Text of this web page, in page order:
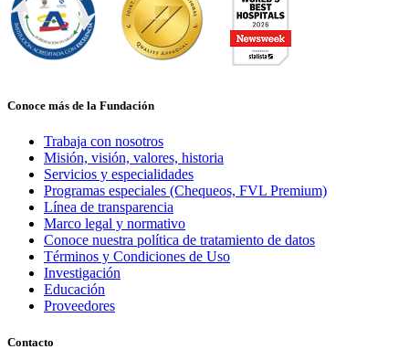
Conoce más de la Fundación
Trabaja con nosotros
Misión, visión, valores, historia
Servicios y especialidades
Programas especiales (Chequeos, FVL Premium)
Línea de transparencia
Marco legal y normativo
Conoce nuestra política de tratamiento de datos
Términos y Condiciones de Uso
Investigación
Educación
Proveedores
Contacto